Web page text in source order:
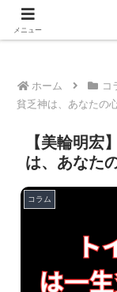
ホーム コ
貧乏神は、あなたの
【美輪明宏
は、あなた
コラム
メニュー